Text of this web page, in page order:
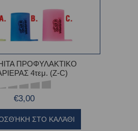
ΠΡΟΦΥΛΑΚΤΙΚΟ
4τεμ. (Z-C)
€3,00